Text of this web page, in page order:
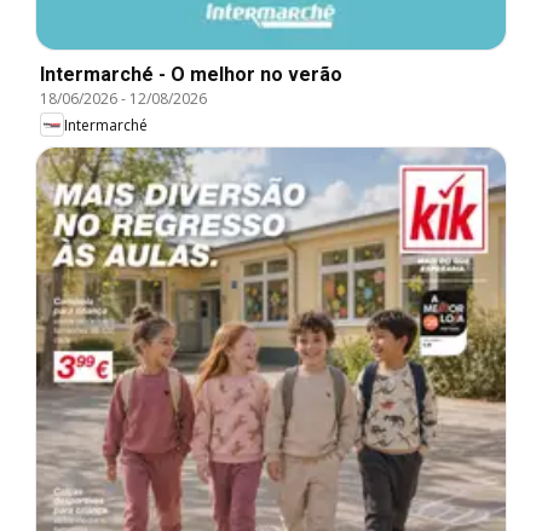
Intermarché - O melhor no verão
18/06/2026- 12/08/2026
Intermarché